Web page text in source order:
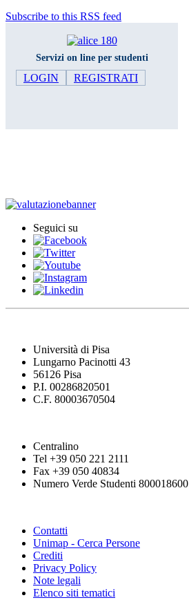
Subscribe to this RSS feed
Servizi on line per studenti
LOGIN REGISTRATI
Seguici su
Università di Pisa
Lungarno Pacinotti 43
56126 Pisa
P.I. 00286820501
C.F. 80003670504
Centralino
Tel +39 050 221 2111
Fax +39 050 40834
Numero Verde Studenti 800018600
Contatti
Unimap - Cerca Persone
Crediti
Privacy Policy
Note legali
Elenco siti tematici